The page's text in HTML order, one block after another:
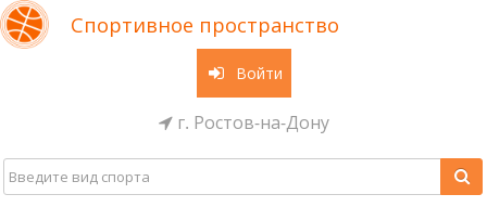
Спортивное пространство
Войти
г. Ростов-на-Дону